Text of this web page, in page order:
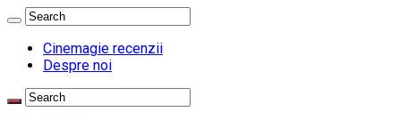
Cinemagie recenzii
Despre noi